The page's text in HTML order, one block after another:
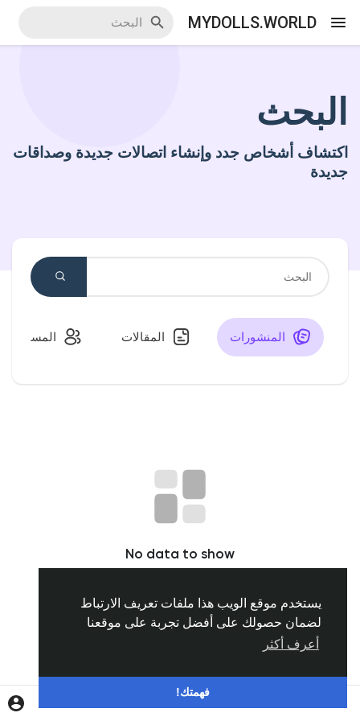
يستخدم موقع الويب هذا ملفات تعريف الارتباط
لضمان حصولك على أفضل تجربة على موقعنا
أعرف أكثر
فهمتك!
MYDOLLS.WORLD
اكتشف الاحداث
أحداثي
اكتشف المجموعات
المنشورات المشهورة
البحث
اكتشاف أشخاص جدد وإنشاء اتصالات جديدة وصداقات
جديدة
المنشورات المقالات
No data to show